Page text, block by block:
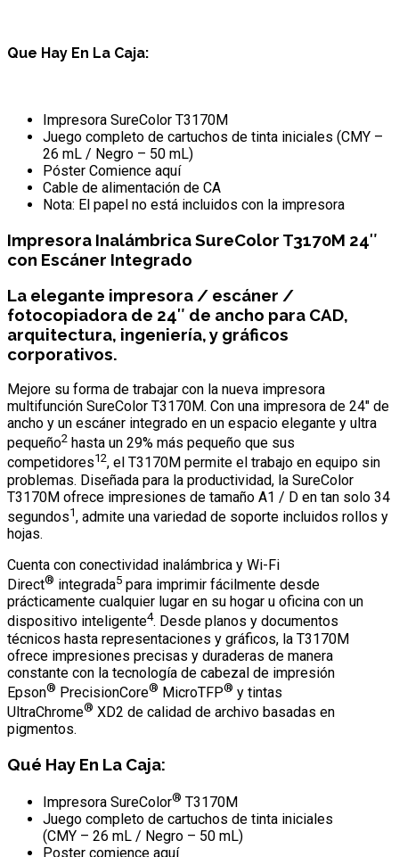
Que Hay En La Caja:
Impresora SureColor T3170M
Juego completo de cartuchos de tinta iniciales (CMY –
26 mL / Negro – 50 mL)
Póster Comience aquí
Cable de alimentación de CA
Nota: El papel no está incluidos con la impresora
Impresora Inalámbrica SureColor T3170M 24″
con Escáner Integrado
La elegante impresora / escáner /
fotocopiadora de 24″ de ancho para CAD,
arquitectura, ingeniería, y gráficos
corporativos.
Mejore su forma de trabajar con la nueva impresora
multifunción SureColor T3170M. Con una impresora de 24″ de
ancho y un escáner integrado en un espacio elegante y ultra
pequeño2 hasta un 29% más pequeño que sus
competidores12, el T3170M permite el trabajo en equipo sin
problemas. Diseñada para la productividad, la SureColor
T3170M ofrece impresiones de tamaño A1 / D en tan solo 34
segundos1, admite una variedad de soporte incluidos rollos y
hojas.
Cuenta con conectividad inalámbrica y Wi-Fi
Direct® integrada5 para imprimir fácilmente desde
prácticamente cualquier lugar en su hogar u oficina con un
dispositivo inteligente4. Desde planos y documentos
técnicos hasta representaciones y gráficos, la T3170M
ofrece impresiones precisas y duraderas de manera
constante con la tecnología de cabezal de impresión
Epson® PrecisionCore® MicroTFP® y tintas
UltraChrome® XD2 de calidad de archivo basadas en
pigmentos.
Qué Hay En La Caja:
Impresora SureColor® T3170M
Juego completo de cartuchos de tinta iniciales
(CMY – 26 mL / Negro – 50 mL)
Poster comience aquí